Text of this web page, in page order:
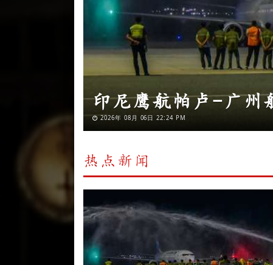
第31届釜山国际电
年度亚洲电影人
2026年 08月 06日 22:14 PM
热点新闻